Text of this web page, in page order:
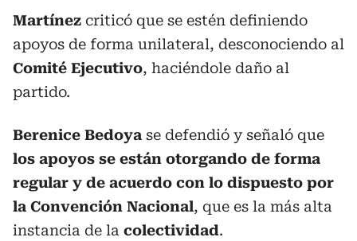
Martínez criticó que se estén definiendo
apoyos de forma unilateral, desconociendo al
Comité Ejecutivo, haciéndole daño al
partido.
Berenice Bedoya se defendió y señaló que
los apoyos se están otorgando de forma
regular y de acuerdo con lo dispuesto por
la Convención Nacional, que es la más alta
instancia de la colectividad.